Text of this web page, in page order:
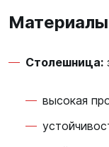
Материалы
Столешница:
высокая